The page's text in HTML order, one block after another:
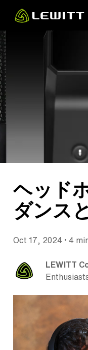
main
content
ヘッド
ダンス
Oct 17, 2024 • 4
LEWITT